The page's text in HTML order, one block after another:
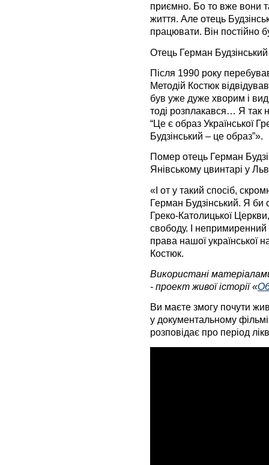
приємно. Бо то вже вони
життя. Але отець
працювати. Він постійно
Отець Герман
Після 1990 року
Методій Костюк
був уже дуже хворим і
тоді розплакався… Я так
“Це є образ Української
Будзінський – це образ”».
Помер отець Герман
Янівському цвинтарі у
«І от у такий спосіб,
Герман Будзінський. Я би
Греко-Католицької
свободу. І непримиренний
права нашої української
Костюк.
Використані
- проект живої історії «
Ви маєте змогу почути
у документальному
розповідає про період